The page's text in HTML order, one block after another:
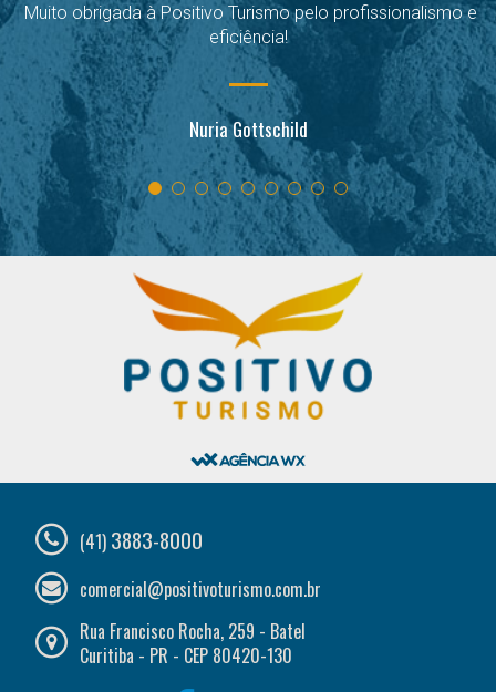
Muito obrigada à Positivo Turismo pelo profissionalismo e
eficiência!
Nuria Gottschild
(41) 3883-8000
comercial@positivoturismo.com.br
Rua Francisco Rocha, 259 - Batel
Curitiba - PR - CEP 80420-130